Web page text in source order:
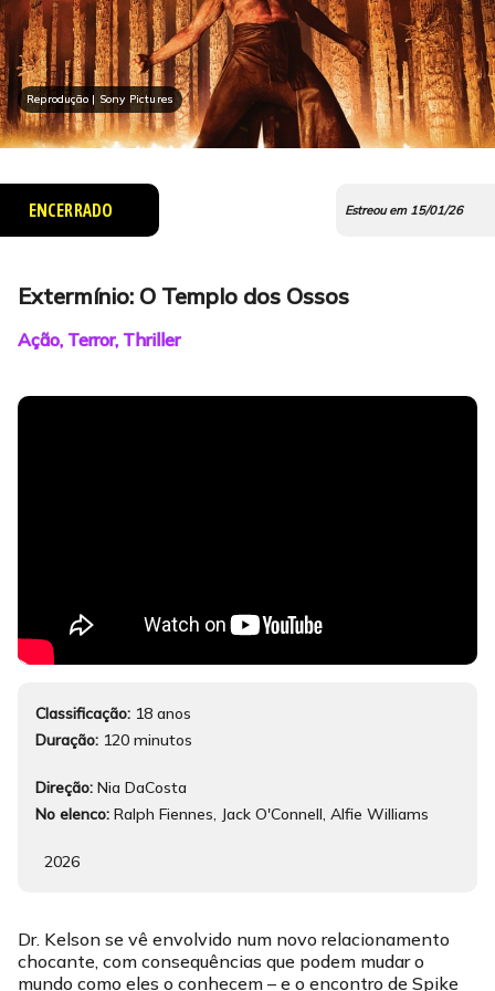
Reprodução | Sony Pictures
ENCERRADO Estreou em 15/01/26
Extermínio: O Templo dos Ossos
Ação, Terror, Thriller
Classificação: 18 anos
Duração: 120 minutos
Direção: Nia DaCosta
No elenco: Ralph Fiennes, Jack O'Connell, Alfie Williams
2026
Dr. Kelson se vê envolvido num novo relacionamento
chocante, com consequências que podem mudar o
mundo como eles o conhecem – e o encontro de Spike